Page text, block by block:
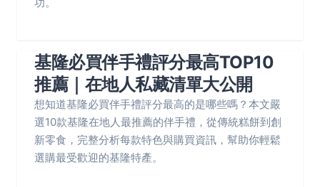
基隆必買伴手禮評分最高TOP10
推薦｜在地人私藏清單大公開
想知道基隆必買伴手禮評分最高的是哪些嗎？本文嚴
選10款基隆在地人最推薦的伴手禮，從傳統糕餅到創
新零食，完整分析每款特色與購買資訊，幫助你輕鬆
選購最受歡迎的基隆特產。